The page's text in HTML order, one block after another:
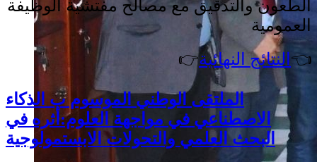
الطعون والتدقيق مع مصالح مفتشية الوظيفة
العمومية
👉النتائج النهائية 👈
الملتقى الوطني الموسوم ب الذكاء
الاصطناعي في مواجهة العلوم:أثره في
البحث العلمي والتحولات الابستمولوجية